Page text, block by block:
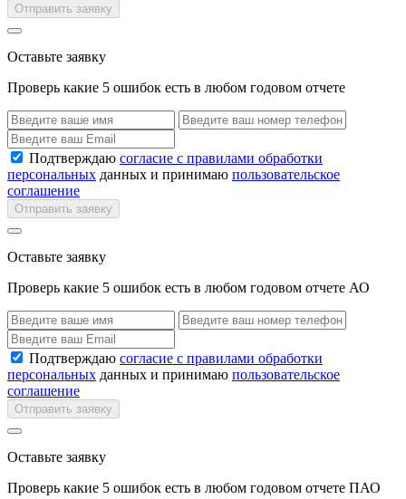
Отправить заявку
Оставьте заявку
Проверь какие 5 ошибок есть в любом годовом отчете
Подтверждаю согласие с правилами обработки
персональных данных и принимаю пользовательское
соглашение
Отправить заявку
Оставьте заявку
Проверь какие 5 ошибок есть в любом годовом отчете АО
Подтверждаю согласие с правилами обработки
персональных данных и принимаю пользовательское
соглашение
Отправить заявку
Оставьте заявку
Проверь какие 5 ошибок есть в любом годовом отчете ПАО